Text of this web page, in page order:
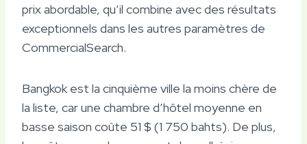
prix abordable, qu’il combine avec des résultats
exceptionnels dans les autres paramètres de
CommercialSearch.
Bangkok est la cinquième ville la moins chère de
la liste, car une chambre d’hôtel moyenne en
basse saison coûte 51 $ (1 750 bahts). De plus,